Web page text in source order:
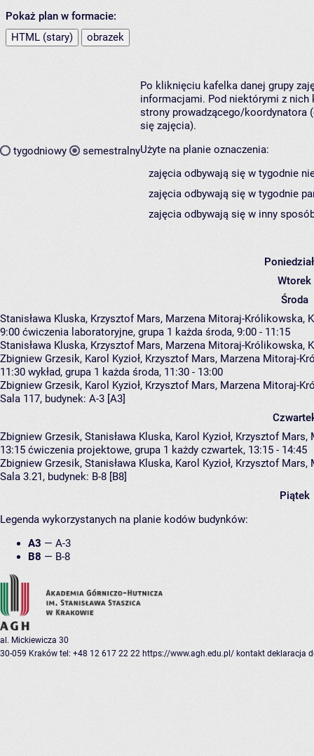
Pokaż plan w formacie:
HTML (stary)
obrazek
tygodniowy semestralny
Po kliknięciu kafelka danej grupy
informacjami. Pod niektórymi z nich
strony prowadzącego/koordynatora
się zajęcia).
Użyte na planie oznaczenia:
zajęcia odbywają się w tygodnie
zajęcia odbywają się w tygodnie
zajęcia odbywają się w inny
Wtorek
Środa
Stanisława Kluska, Krzysztof Mars, Marzena Mitoraj-Królikowska,
9:00 ćwiczenia laboratoryjne, grupa 1 każda środa, 9:00 - 11:15
Stanisława Kluska, Krzysztof Mars, Marzena Mitoraj-Królikowska,
Zbigniew Grzesik, Karol Kyzioł, Krzysztof Mars, Marzena Mitoraj-
11:30 wykład, grupa 1 każda środa, 11:30 - 13:00
Zbigniew Grzesik, Karol Kyzioł, Krzysztof Mars, Marzena Mitoraj-
Sala 117, budynek: A-3 [A3]
Zbigniew Grzesik, Stanisława Kluska, Karol Kyzioł, Krzysztof
13:15 ćwiczenia projektowe, grupa 1 każdy czwartek, 13:15 - 14:45
Zbigniew Grzesik, Stanisława Kluska, Karol Kyzioł, Krzysztof Mars,
Sala 3.21, budynek: B-8 [B8]
Piątek
Legenda wykorzystanych na planie kodów budynków:
A3 — A-3
B8 — B-8
al. Mickiewicza 30
30-059 Kraków tel: +48 12 617 22 22 https://www.agh.edu.pl/ kontakt deklaracja